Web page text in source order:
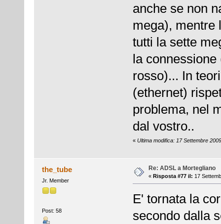
anche se non
mega), mentre
tutti la sette
la
rosso)... In
(ethernet)
problema, nel
dal vostro..
« Ultima modifica: 17 Settembre
the_tube
Jr. Member
Post: 58
Re: ADSL a Mortegliano
« Risposta #77 il: 17
E' tornata la
secondo dalla